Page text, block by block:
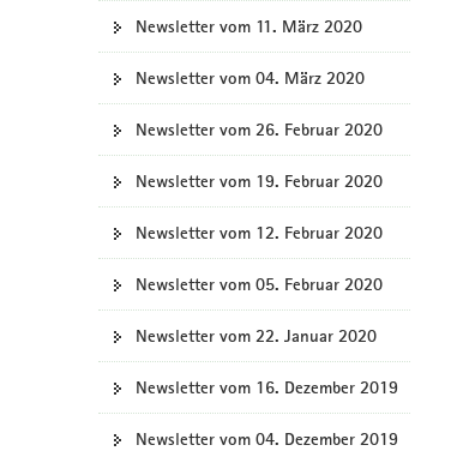
Newsletter vom 11. März 2020
Newsletter vom 04. März 2020
Newsletter vom 26. Februar 2020
Newsletter vom 19. Februar 2020
Newsletter vom 12. Februar 2020
Newsletter vom 05. Februar 2020
Newsletter vom 22. Januar 2020
Newsletter vom 16. Dezember 2019
Newsletter vom 04. Dezember 2019